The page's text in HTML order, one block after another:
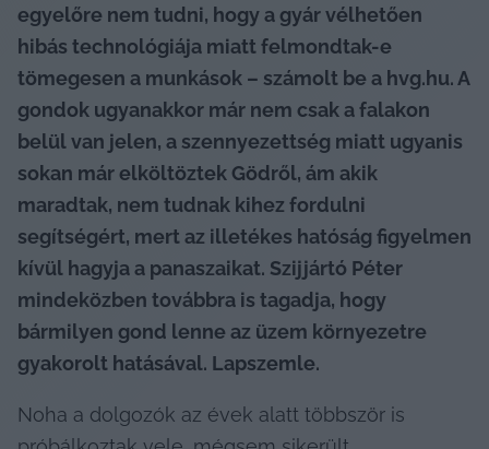
egyelőre nem tudni, hogy a gyár vélhetően
hibás technológiája miatt felmondtak-e
tömegesen a munkások – számolt be a hvg.hu. A
gondok ugyanakkor már nem csak a falakon
belül van jelen, a szennyezettség miatt ugyanis
sokan már elköltöztek Gödről, ám akik
maradtak, nem tudnak kihez fordulni
segítségért, mert az illetékes hatóság figyelmen
kívül hagyja a panaszaikat. Szijjártó Péter
mindeközben továbbra is tagadja, hogy
bármilyen gond lenne az üzem környezetre
gyakorolt hatásával. Lapszemle.
Noha a dolgozók az évek alatt többször is